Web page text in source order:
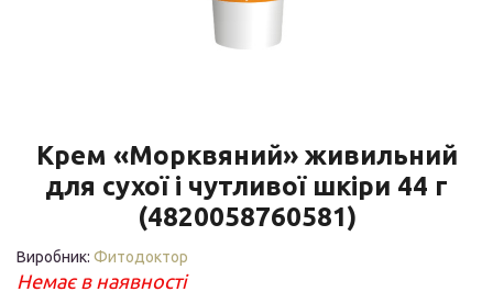
Крем «Морквяний» живильний
для сухої і чутливої ​​шкіри 44 г
(4820058760581)
Виробник: Фитодоктор
Немає в наявності